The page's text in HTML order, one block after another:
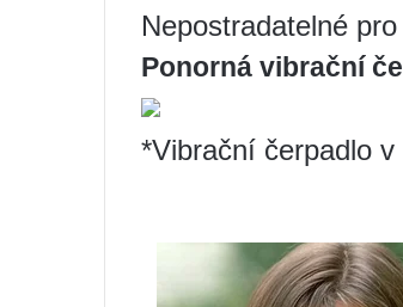
Nepostradatelné pro
Ponorná vibrační
*Vibrační čerpadlo v